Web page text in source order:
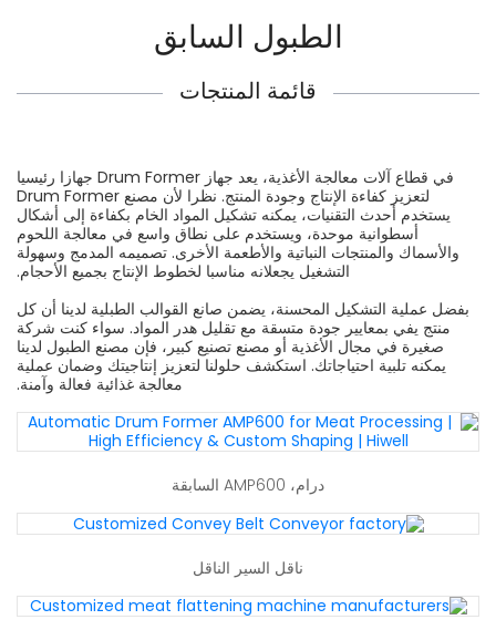
الطبول السابق
قائمة المنتجات
في قطاع آلات معالجة الأغذية، يعد جهاز Drum Former جهازا رئيسيا
لتعزيز كفاءة الإنتاج وجودة المنتج. نظرا لأن مصنع Drum Former
يستخدم أحدث التقنيات، يمكنه تشكيل المواد الخام بكفاءة إلى أشكال
أسطوانية موحدة، ويستخدم على نطاق واسع في معالجة اللحوم
والأسماك والمنتجات النباتية والأطعمة الأخرى. تصميمه المدمج وسهولة
التشغيل يجعلانه مناسبا لخطوط الإنتاج بجميع الأحجام.
بفضل عملية التشكيل المحسنة، يضمن صانع القوالب الطبلية لدينا أن كل
منتج يفي بمعايير جودة متسقة مع تقليل هدر المواد. سواء كنت شركة
صغيرة في مجال الأغذية أو مصنع تصنيع كبير، فإن مصنع الطبول لدينا
يمكنه تلبية احتياجاتك. استكشف حلولنا لتعزيز إنتاجيتك وضمان عملية
معالجة غذائية فعالة وآمنة.
درام، AMP600 السابقة
ناقل السير الناقل